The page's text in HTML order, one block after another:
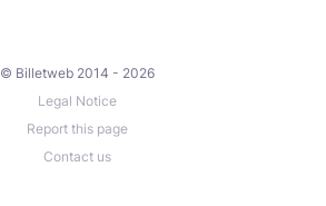
© Billetweb 2014 - 2026
Legal Notice
Report this page
Contact us